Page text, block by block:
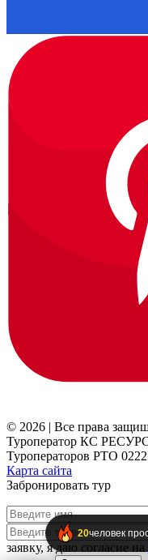
20человек
© 2026 | Все права
Туроператор КС
Туроператоров РТО
Карта сайта
Забронировать тур
заявку, я даю согласие на